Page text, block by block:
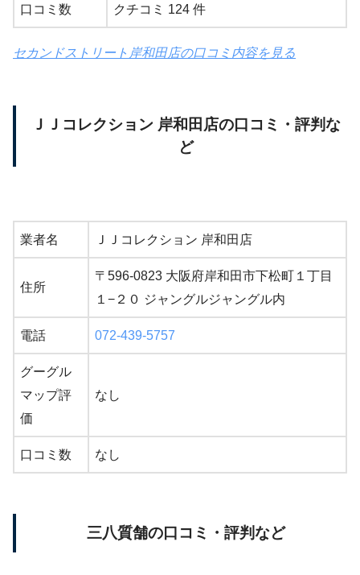
口コミ数 クチコミ 124 件
セカンドストリート岸和田店の口コミ内容を見る
ＪＪコレクション 岸和田店の口コミ・評判な
ど
業者名 ＪＪコレクション 岸和田店
住所
〒596-0823 大阪府岸和田市下松町１丁目
１−２０ ジャングルジャングル内
電話 072-439-5757
グーグル
マップ評
価
なし
口コミ数 なし
三八質舗の口コミ・評判など